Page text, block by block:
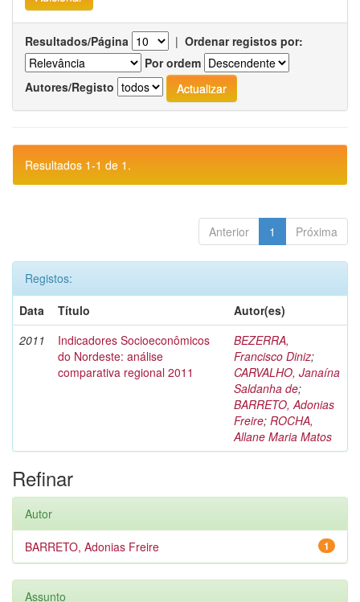
Resultados/Página | Ordenar registos por:
Por ordem
Autores/Registo
Resultados 1-1 de 1.
Anterior 1 Próxima
Registos:
Data
Título
Autor(es)
2011
Indicadores Socioeconômicos
do Nordeste: análise
comparativa regional 2011
BEZERRA,
Francisco Diniz;
CARVALHO, Janaína
Saldanha de;
BARRETO, Adonias
Freire; ROCHA,
Allane Maria Matos
Refinar
Autor
1
BARRETO, Adonias Freire
Assunto